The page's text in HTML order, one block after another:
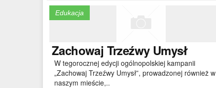
Edukacja
Zachowaj Trzeźwy Umysł
W tegorocznej edycji ogólnopolskiej kampanii
„Zachowaj Trzeźwy Umysł”, prowadzonej również w
naszym mieście,..